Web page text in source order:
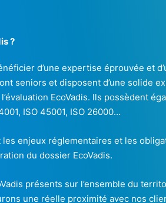
?
d’une expertise éprouvée et
seniors et disposent d’une solide
EcoVadis. Ils possèdent
ISO 45001, ISO 26000…
enjeux réglementaires et les
du dossier EcoVadis.
présents sur l’ensemble du
une réelle proximité avec nos